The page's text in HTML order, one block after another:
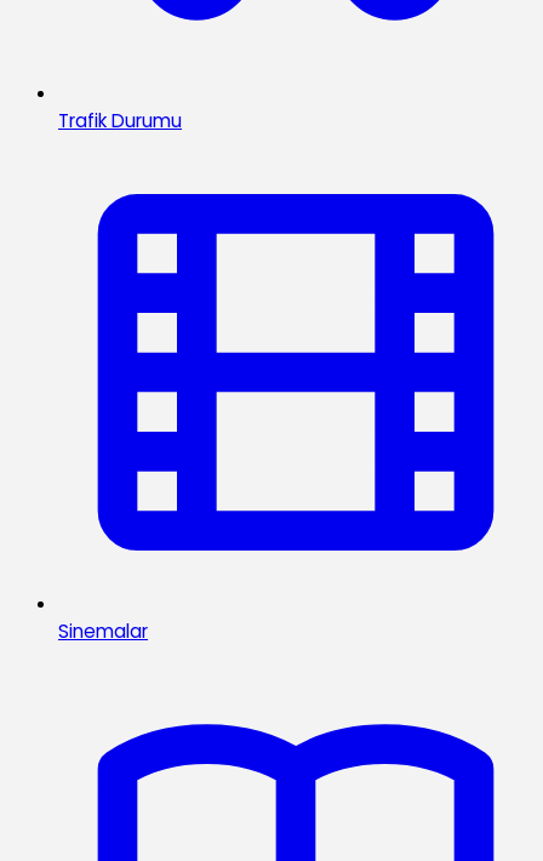
Trafik Durumu
Sinemalar